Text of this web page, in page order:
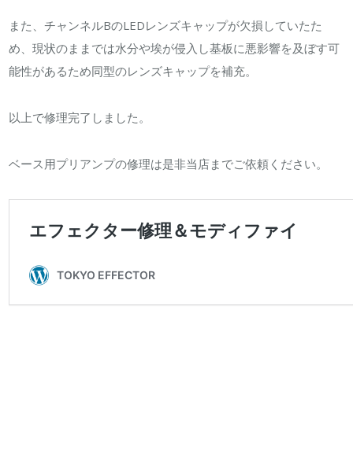
また、チャンネルBのLEDレンズキャップが欠損していたた
め、現状のままでは水分や埃が侵入し基板に悪影響を及ぼす可
能性があるため同型のレンズキャップを補充。
以上で修理完了しました。
ベース用プリアンプの修理は是非当店までご依頼ください。